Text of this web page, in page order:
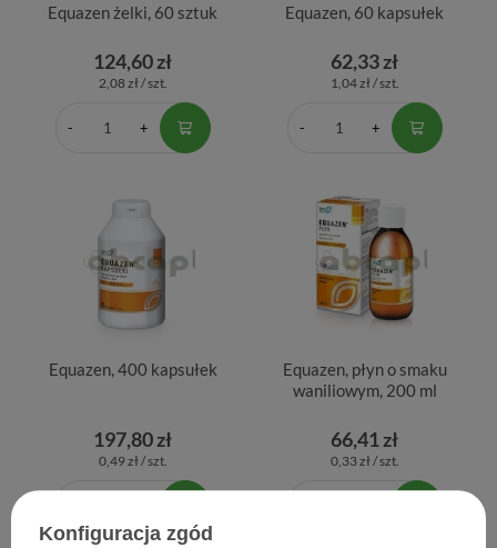
Equazen żelki, 60 sztuk
124,60 zł
2,08 zł / szt.
Equazen, 60 kapsułek
62,33 zł
1,04 zł / szt.
Equazen, 400 kapsułek
197,80 zł
0,49 zł / szt.
Equazen, płyn o smaku
waniliowym, 200 ml
66,41 zł
0,33 zł / szt.
Konfiguracja zgód